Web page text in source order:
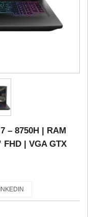
– 8750H | RAM
FHD | VGA GTX